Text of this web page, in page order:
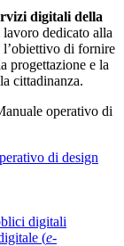
digitali della
dedicato alla
di fornire
progettazione e la
cittadinanza.
operativo di
di design
digitali
(e-